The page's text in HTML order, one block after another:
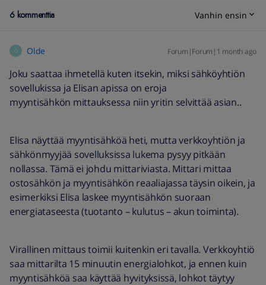
6 kommenttia Vanhin ensin
O Olde Forum|Forum|1 month ago
Joku saattaa ihmetellä kuten itsekin, miksi sähköyhtiön
sovellukissa ja Elisan apissa on eroja
myyntisähkön mittauksessa niin yritin selvittää asian..
Elisa näyttää myyntisähköä heti, mutta verkkoyhtiön ja
sähkönmyyjää sovelluksissa lukema pysyy pitkään
nollassa. Tämä ei johdu mittariviasta. Mittari mittaa
ostosähkön ja myyntisähkön reaaliajassa täysin oikein, ja
esimerkiksi Elisa laskee myyntisähkön suoraan
energiataseesta (tuotanto – kulutus – akun toiminta).
Virallinen mittaus toimii kuitenkin eri tavalla. Verkkoyhtiö
saa mittarilta 15 minuutin energialohkot, ja ennen kuin
myyntisähköä saa käyttää hyvityksissä, lohkot täytyy